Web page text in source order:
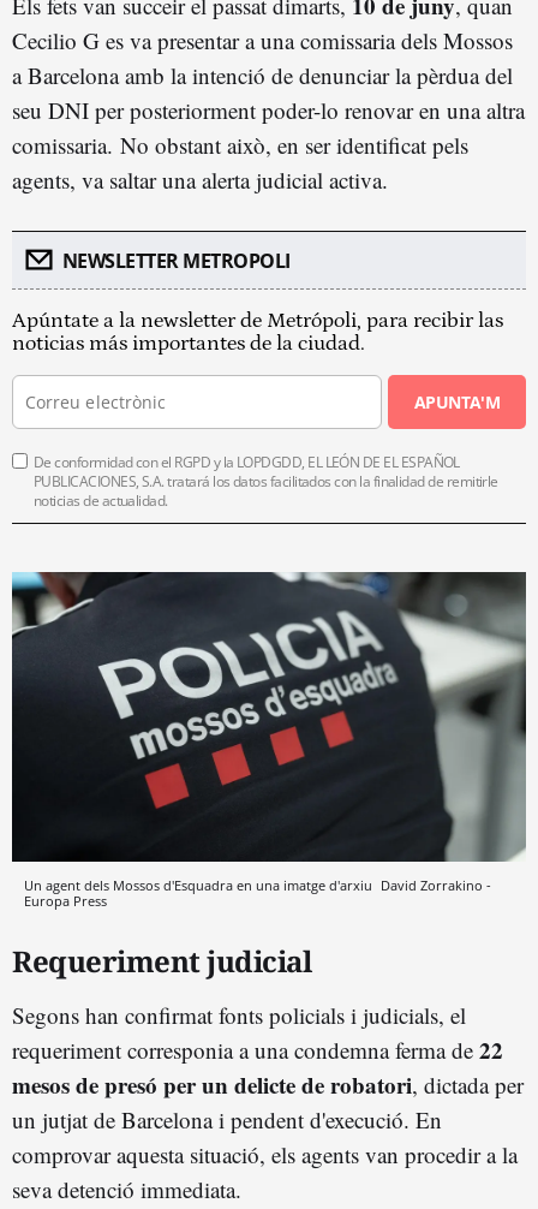
Cecilio G es va presentar a una comissaria dels Mossos
a Barcelona amb la intenció de denunciar la pèrdua del
seu DNI per posteriorment poder-lo renovar en una altra
comissaria. No obstant això, en ser identificat pels
agents, va saltar una alerta judicial activa.
NEWSLETTER METROPOLI
Apúntate a la newsletter de Metrópoli, para recibir las
noticias más importantes de la ciudad.
APUNTA'M
De conformidad con el RGPD y la LOPDGDD, EL LEÓN DE EL ESPAÑOL
PUBLICACIONES, S.A. tratará los datos facilitados con la finalidad de remitirle
noticias de actualidad.
Un agent dels Mossos d'Esquadra en una imatge d'arxiu David Zorrakino -
Europa Press
Requeriment judicial
Segons han confirmat fonts policials i judicials, el
requeriment corresponia a una condemna ferma de 22
mesos de presó per un delicte de robatori, dictada per
un jutjat de Barcelona i pendent d'execució. En
comprovar aquesta situació, els agents van procedir a la
seva detenció immediata.